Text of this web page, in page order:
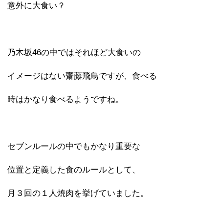
意外に大食い？
乃木坂46の中ではそれほど大食いの
イメージはない齋藤飛鳥ですが、食べる
時はかなり食べるようですね。
セブンルールの中でもかなり重要な
位置と定義した食のルールとして、
月３回の１人焼肉を挙げていました。